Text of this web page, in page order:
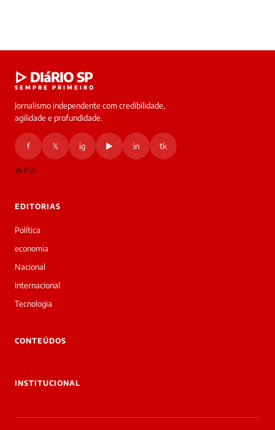
▷ DIáRIO SP
SEMPRE PRIMEIRO
Jornalismo independente com credibilidade,
agilidade e profundidade.
f 𝕏 ig ▶ in tk
RSS
EDITORIAS
Política
economia
Nacional
Internacional
Tecnologia
CONTEÚDOS
INSTITUCIONAL